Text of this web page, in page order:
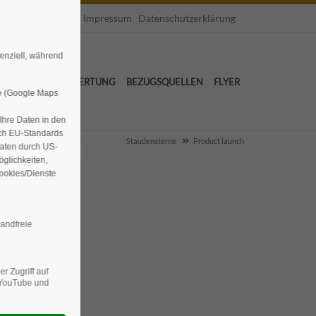
während
(Google Maps
Daten in den
EU-Standards
durch US-
Dienste
Zugriff auf
und
Impressum Datenschutzerklärung
BEWERTUNG BEZUGSQUELLEN FLYER
Staudensterne Product launch